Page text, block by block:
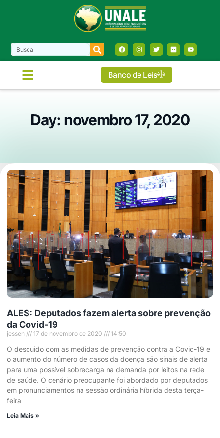
Banco de Leis
Day: novembro 17, 2020
ALES: Deputados fazem alerta sobre prevenção
da Covid-19
jessen 17 de novembro de 2020 14:50
O descuido com as medidas de prevenção contra a Covid-19 e
o aumento do número de casos da doença são sinais de alerta
para uma possível sobrecarga na demanda por leitos na rede
de saúde. O cenário preocupante foi abordado por deputados
em pronunciamentos na sessão ordinária híbrida desta terça-
feira
Leia Mais »